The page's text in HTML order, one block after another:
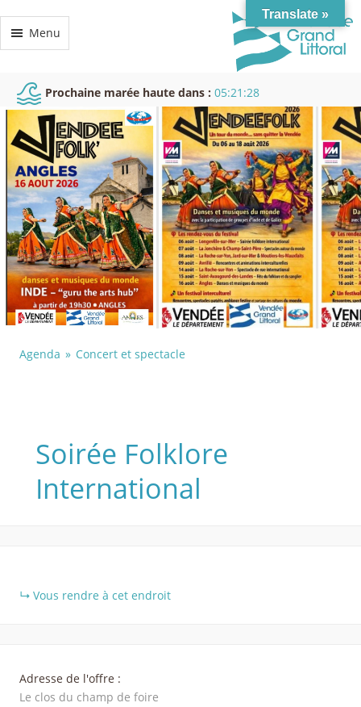
Menu
Prochaine marée haute dans : 05:21:27
Agenda Concert et spectacle
Soirée Folklore
International
Vous rendre à cet endroit
Adresse de l'offre :
Le clos du champ de foire
Translate »